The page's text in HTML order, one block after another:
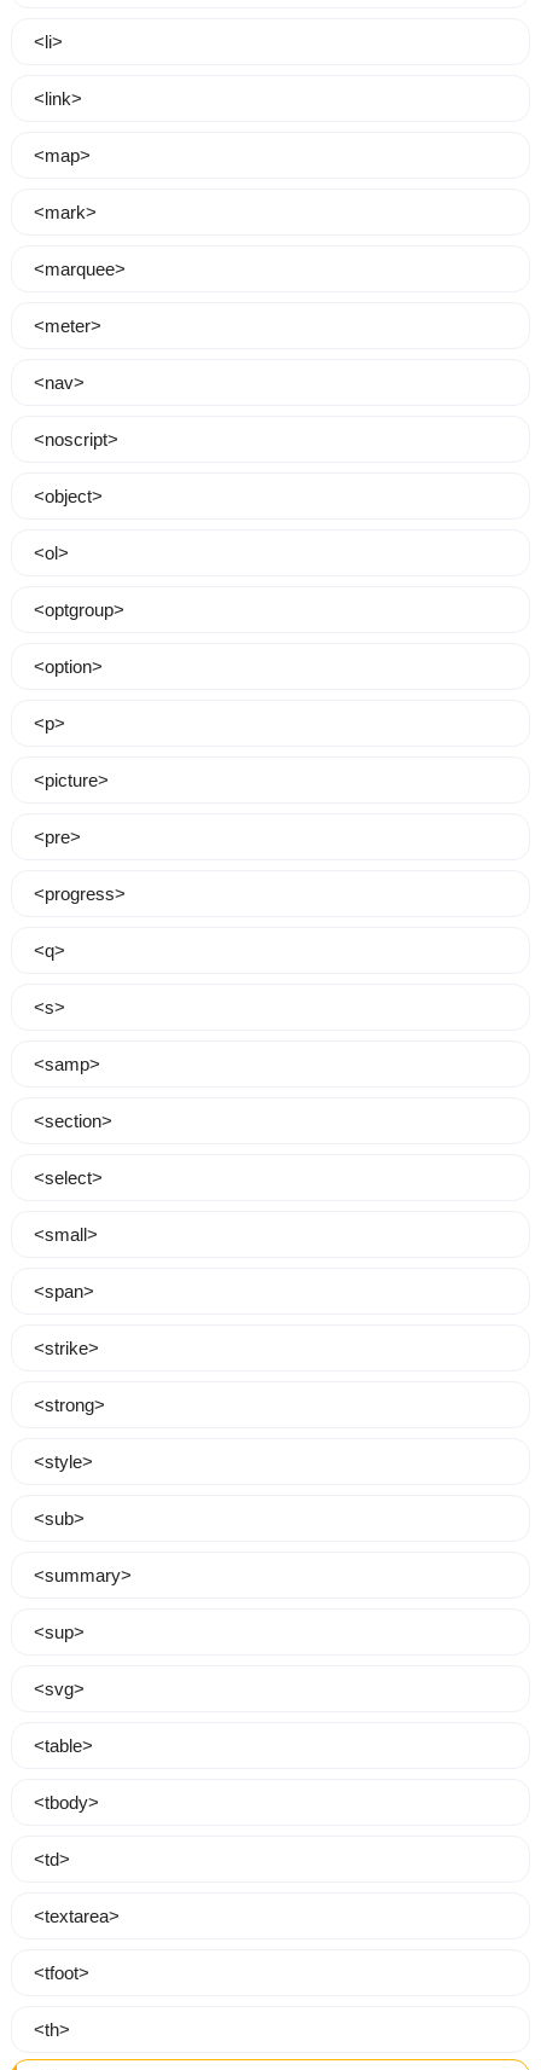
<li>
<link>
<map>
<mark>
<marquee>
<meter>
<nav>
<noscript>
<object>
<ol>
<optgroup>
<option>
<p>
<picture>
<pre>
<progress>
<q>
<s>
<samp>
<section>
<select>
<small>
<span>
<strike>
<strong>
<style>
<sub>
<summary>
<sup>
<svg>
<table>
<tbody>
<td>
<textarea>
<tfoot>
<th>